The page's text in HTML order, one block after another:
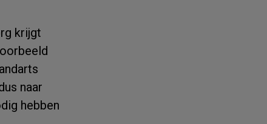
krijgt
naar
hebben